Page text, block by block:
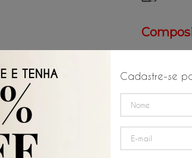
Cadastre-se